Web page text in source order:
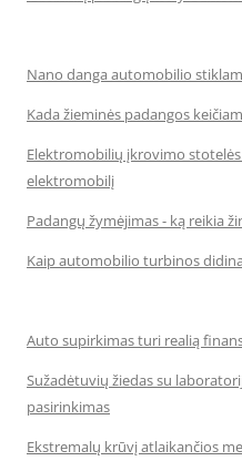
Nano danga automobilio
Kada žieminės padangos
Elektromobilių įkrovimo
elektromobilį
Padangų žymėjimas - ką reikia
Kaip automobilio turbinos
Auto supirkimas turi realią
Sužadėtuvių žiedas su
pasirinkimas
Ekstremalų krūvį atlaikančios